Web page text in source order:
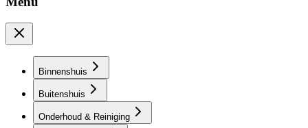
Binnenshuis
Buitenshuis
Onderhoud & Reiniging